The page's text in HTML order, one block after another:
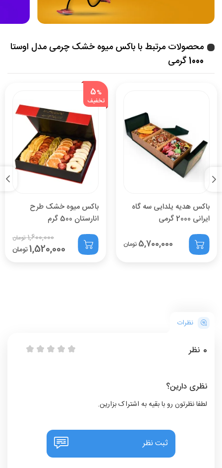
محصولات مرتبط با باکس میوه خشک چرمی مدل اوستا
1000 گرمی
باکس هدیه یلدایی سه گاه
ایرانی 2000 گرمی
5,700,000 تومان
باکس میوه خشک طرح
انارستان 500 گرم
1,600,000تومان
1,520,000تومان
%
5
تخفیف
نظرات
0 نظر
نظری دارین؟
لطفا نظرتون رو با بقیه به اشتراک بزارین.
ثبت نظر